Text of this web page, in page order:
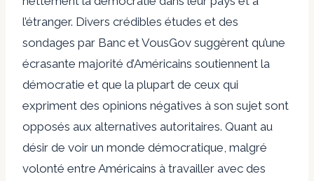
l’étranger. Divers crédibles études et des
sondages par Banc etVousGov suggèrent qu’une
écrasante majorité d’Américains soutiennent la
démocratie et que la plupart de ceux qui
expriment des opinions négatives à son sujet sont
opposés aux alternatives autoritaires. Quant au
désir de voir un monde démocratique, malgré
volonté entre Américains à travailler avec des